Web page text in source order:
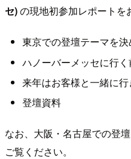
セ)の現地初参加レポートを
東京での登壇テーマを
ハノーバーメッセに行く
来年はお客様と一緒に
登壇資料
なお、大阪・名古屋での登
ご覧ください。